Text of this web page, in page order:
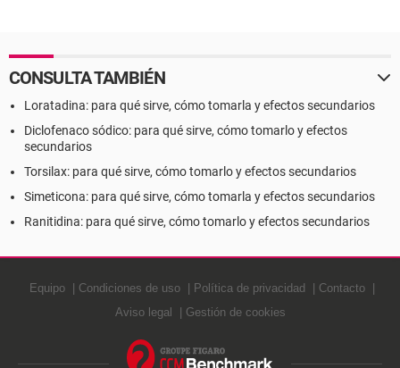
CONSULTA TAMBIÉN
Loratadina: para qué sirve, cómo tomarla y efectos secundarios
Diclofenaco sódico: para qué sirve, cómo tomarlo y efectos
secundarios
Torsilax: para qué sirve, cómo tomarlo y efectos secundarios
Simeticona: para qué sirve, cómo tomarla y efectos secundarios
Ranitidina: para qué sirve, cómo tomarlo y efectos secundarios
Equipo Condiciones de uso Política de privacidad
Contacto
Aviso legal
Gestión de cookies